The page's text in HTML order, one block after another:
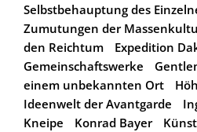
Selbstbehauptung des
Zumutungen der
den Reichtum
Expedition
Gemeinschaftswerke
einem unbekannten Ort
Ideenwelt der Avantgarde
Kneipe
Konrad Bayer